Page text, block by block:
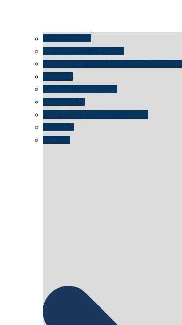
Angekommen
Menschen in Schildgen
Menschenkette für Demokratie & Vielfalt
konzerte
Karneval Monochrom
Baumgefühl
mein Chargesheimer reloaded
time shift
Istanbul